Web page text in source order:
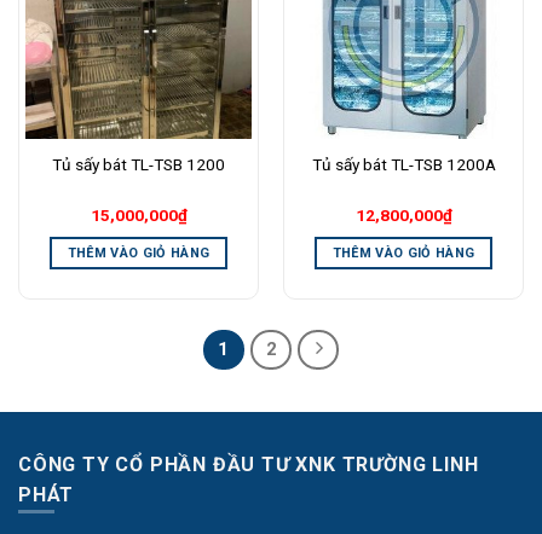
Tủ sấy bát TL-TSB 1200
15,000,000₫
THÊM VÀO GIỎ HÀNG
Tủ sấy bát TL-TSB 1200A
12,800,000₫
THÊM VÀO GIỎ HÀNG
1 2
CÔNG TY CỔ PHẦN ĐẦU TƯ XNK TRƯỜNG LINH
PHÁT